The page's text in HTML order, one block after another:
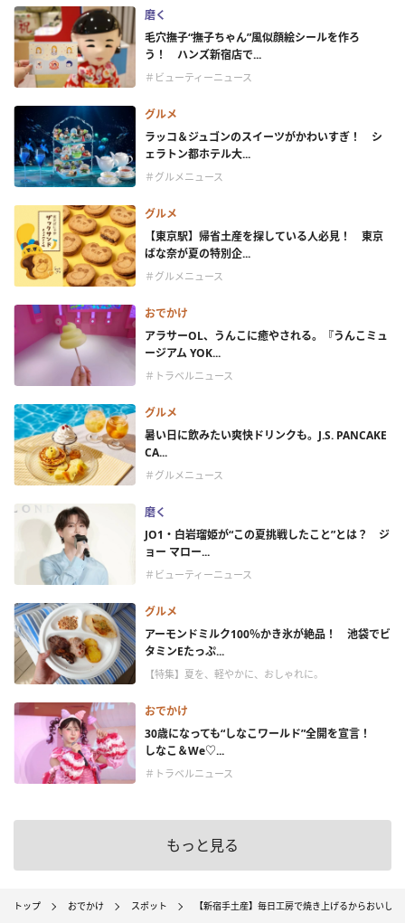
磨く
毛穴撫子“撫子ちゃん”風似顔絵シールを作ろ
う！ ハンズ新宿店で...
＃ビューティーニュース
グルメ
ラッコ＆ジュゴンのスイーツがかわいすぎ！ シ
ェラトン都ホテル大...
＃グルメニュース
グルメ
【東京駅】帰省土産を探している人必見！ 東京
ばな奈が夏の特別企...
＃グルメニュース
おでかけ
アラサーOL、うんこに癒やされる。『うんこミュ
ージアム YOK...
＃トラベルニュース
グルメ
暑い日に飲みたい爽快ドリンクも。J.S. PANCAKE
CA...
＃グルメニュース
磨く
JO1・白岩瑠姫が“この夏挑戦したこと”とは？ ジ
ョー マロー...
＃ビューティーニュース
グルメ
アーモンドミルク100％かき氷が絶品！ 池袋でビ
タミンEたっぷ...
【特集】夏を、軽やかに、おしゃれに。
おでかけ
30歳になっても“しなこワールド”全開を宣言！
しなこ＆We♡...
＃トラベルニュース
もっと見る
トップ おでかけ スポット 【新宿手土産】毎日工房で焼き上げるからおい